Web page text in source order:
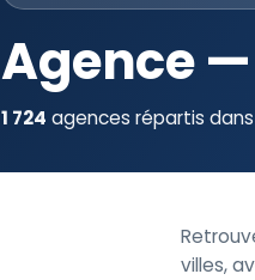
Agence
1 724 agences répartis dans
villes,